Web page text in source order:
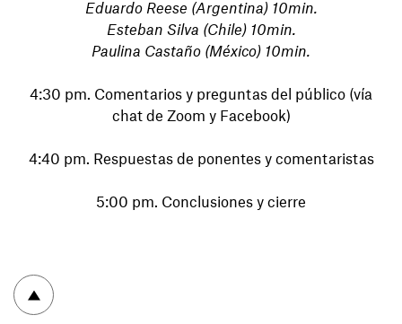
Eduardo Reese (Argentina) 10min.
Esteban Silva (Chile) 10min.
Paulina Castaño (México) 10min.
4:30 pm. Comentarios y preguntas del público (vía
chat de Zoom y Facebook)
4:40 pm. Respuestas de ponentes y comentaristas
5:00 pm. Conclusiones y cierre